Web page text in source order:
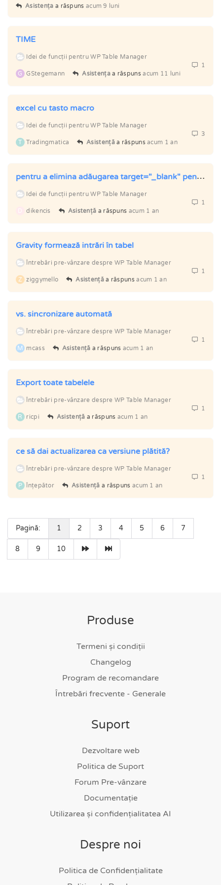
Asistența a răspuns acum 9 luni
TIME
Idei de funcții pentru WP Table Manager
G GStegemann Asistența a răspunsacum 11 luni
1
excel cu tasto macro
Idei de funcții pentru WP Table Manager
T Tradingmatica Asistență a răspunsacum 1 an
3
pentru a elimina adăugarea target="_blank" pentru o foaie de calcul cu adrese URL subiacente
Idei de funcții pentru WP Table Manager
dikencis Asistență a răspuns acum 1 an
1
Gravity formează intrări în tabel
Întrebări pre-vânzare despre WP Table Manager
Z ziggymello Asistență a răspunsacum 1 an
1
vs. sincronizare automată
Întrebări pre-vânzare despre WP Table Manager
M mcass Asistență a răspuns acum 1 an
1
Export toate tabelele
Întrebări pre-vânzare despre WP Table Manager
R ricpi Asistență a răspuns acum 1 an
1
ce să dai actualizarea ca versiune plătită?
Întrebări pre-vânzare despre WP Table Manager
P Înţepător Asistență a răspuns acum 1 an
1
Pagină: 1 2 3 4 5 6 7
8 9 10
Produse
Termeni și condiții
Changelog
Program de recomandare
Întrebări frecvente - Generale
Suport
Dezvoltare web
Politica de Suport
Forum Pre-vânzare
Documentație
Utilizarea și confidențialitatea AI
Despre noi
Politica de Confidențialitate